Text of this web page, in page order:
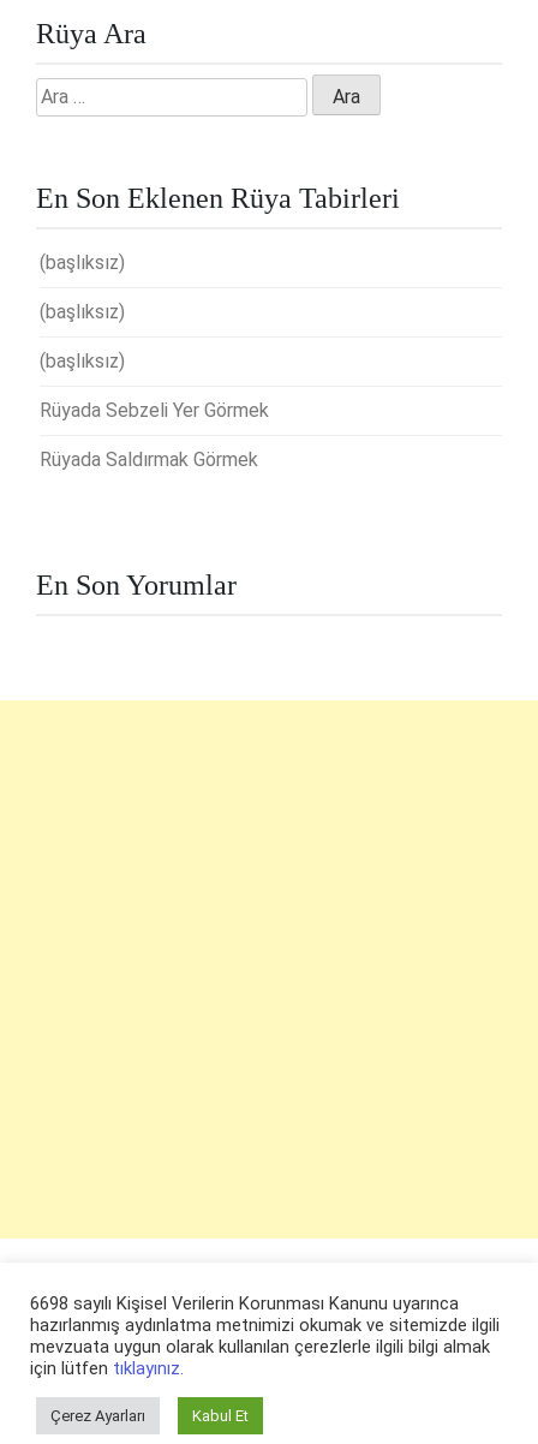
Rüya Ara
Arama:
En Son Eklenen Rüya Tabirleri
(başlıksız)
(başlıksız)
(başlıksız)
Rüyada Sebzeli Yer Görmek
Rüyada Saldırmak Görmek
En Son Yorumlar
© ruyaevi.com 2022
6698 sayılı Kişisel Verilerin Korunması Kanunu uyarınca
hazırlanmış aydınlatma metnimizi okumak ve sitemizde ilgili
mevzuata uygun olarak kullanılan çerezlerle ilgili bilgi almak
için lütfen tıklayınız.
Çerez Ayarları Kabul Et